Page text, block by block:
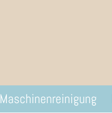
Maschinenreinigung